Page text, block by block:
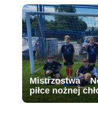
Mistrzostwa
piłce nożnej